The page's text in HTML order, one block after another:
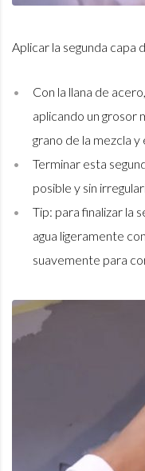
Aplicar la segunda
Con la llana de
aplicando un grosor
grano de la mezcla
Terminar esta
posible y sin
Tip: para finalizar la
agua ligeramente
suavemente para